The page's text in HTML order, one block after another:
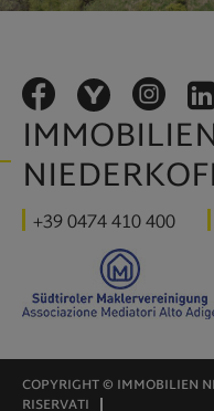
+39 0474 410 400
COPYRIGHT © IMMOBILIEN
RISERVATI